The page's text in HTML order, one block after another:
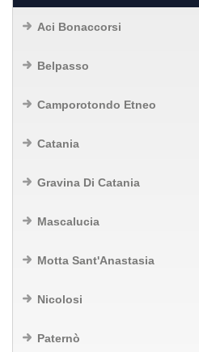
Aci Bonaccorsi
Belpasso
Camporotondo Etneo
Catania
Gravina Di Catania
Mascalucia
Motta Sant'Anastasia
Nicolosi
Paternò